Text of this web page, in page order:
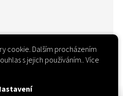
cookie. Dalším procházením
s jejich používáním.. Více